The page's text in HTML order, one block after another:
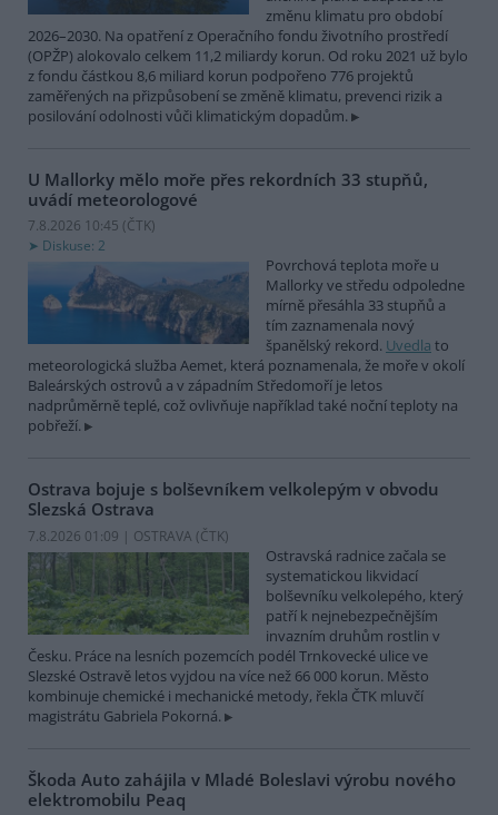
změnu klimatu pro období
2026–2030. Na opatření z Operačního fondu životního prostředí
(OPŽP) alokovalo celkem 11,2 miliardy korun. Od roku 2021 už bylo
z fondu částkou 8,6 miliard korun podpořeno 776 projektů
zaměřených na přizpůsobení se změně klimatu, prevenci rizik a
posilování odolnosti vůči klimatickým dopadům.
U Mallorky mělo moře přes rekordních 33 stupňů,
uvádí meteorologové
7.8.2026 10:45 (ČTK)
Diskuse: 2
Povrchová teplota moře u
Mallorky ve středu odpoledne
mírně přesáhla 33 stupňů a
tím zaznamenala nový
španělský rekord. Uvedla to
meteorologická služba Aemet, která poznamenala, že moře v okolí
Baleárských ostrovů a v západním Středomoří je letos
nadprůměrně teplé, což ovlivňuje například také noční teploty na
pobřeží.
Ostrava bojuje s bolševníkem velkolepým v obvodu
Slezská Ostrava
7.8.2026 01:09 | OSTRAVA (ČTK)
Ostravská radnice začala se
systematickou likvidací
bolševníku velkolepého, který
patří k nejnebezpečnějším
invazním druhům rostlin v
Česku. Práce na lesních pozemcích podél Trnkovecké ulice ve
Slezské Ostravě letos vyjdou na více než 66 000 korun. Město
kombinuje chemické i mechanické metody, řekla ČTK mluvčí
magistrátu Gabriela Pokorná.
Škoda Auto zahájila v Mladé Boleslavi výrobu nového
elektromobilu Peaq